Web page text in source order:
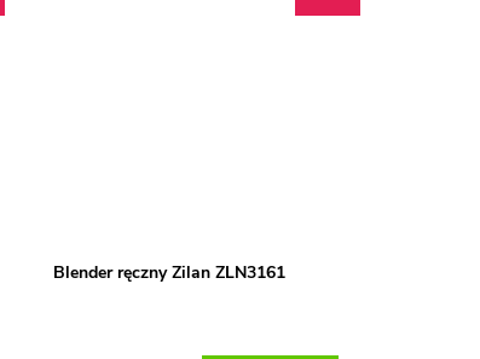
Blender ręczny Zilan ZLN3161